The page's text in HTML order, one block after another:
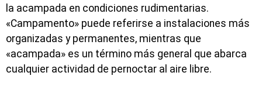
la acampada en condiciones rudimentarias.
«Campamento» puede referirse a instalaciones más
organizadas y permanentes, mientras que
«acampada» es un término más general que abarca
cualquier actividad de pernoctar al aire libre.